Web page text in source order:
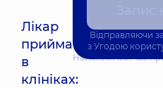
Лікар
приймає
в
клініках:
Найближчий час
Відправляючи
з Угодою